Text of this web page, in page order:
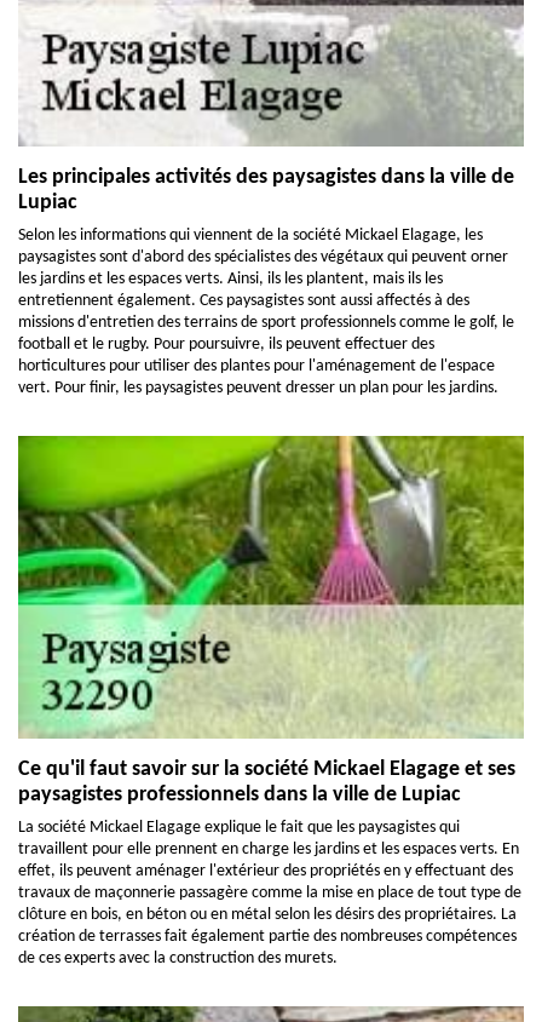
Les principales activités des paysagistes dans la ville de
Lupiac
Selon les informations qui viennent de la société Mickael Elagage, les
paysagistes sont d'abord des spécialistes des végétaux qui peuvent orner
les jardins et les espaces verts. Ainsi, ils les plantent, mais ils les
entretiennent également. Ces paysagistes sont aussi affectés à des
missions d'entretien des terrains de sport professionnels comme le golf, le
football et le rugby. Pour poursuivre, ils peuvent effectuer des
horticultures pour utiliser des plantes pour l'aménagement de l'espace
vert. Pour finir, les paysagistes peuvent dresser un plan pour les jardins.
Ce qu'il faut savoir sur la société Mickael Elagage et ses
paysagistes professionnels dans la ville de Lupiac
La société Mickael Elagage explique le fait que les paysagistes qui
travaillent pour elle prennent en charge les jardins et les espaces verts. En
effet, ils peuvent aménager l'extérieur des propriétés en y effectuant des
travaux de maçonnerie passagère comme la mise en place de tout type de
clôture en bois, en béton ou en métal selon les désirs des propriétaires. La
création de terrasses fait également partie des nombreuses compétences
de ces experts avec la construction des murets.